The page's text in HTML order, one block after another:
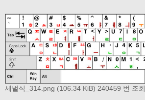
세벌식_314.png (106.34 KiB) 240459 번 조회